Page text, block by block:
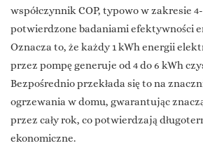
współczynnik COP, typowo w zakresie
potwierdzone badaniami efektywności
Oznacza to, że każdy 1 kWh energii
przez pompę generuje od 4 do 6 kWh
Bezpośrednio przekłada się to na
ogrzewania w domu, gwarantując
przez cały rok, co potwierdzają
ekonomiczne.